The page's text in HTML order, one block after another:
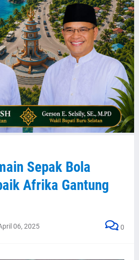
Sepak Bola
Afrika Gantung
06, 2025 0